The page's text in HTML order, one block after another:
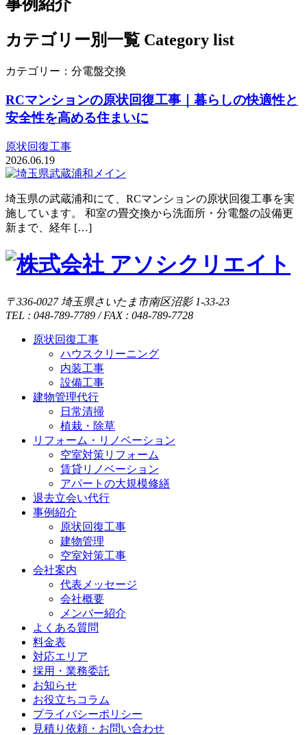
事例紹介
カテゴリー別一覧 Category list
カテゴリー： 分電盤交換
RCマンションの原状回復工事｜暮らしの快適性と
安全性を高める住まいに
原状回復工事
2026.06.19
埼玉県の武蔵浦和にて、RCマンションの原状回復工事を実
施しています。 和室の畳交換から洗面所・分電盤の設備更
新まで、経年 […]
〒336-0027 埼玉県さいたま市南区沼影 1-33-23
TEL : 048-789-7789 / FAX : 048-789-7728
原状回復工事
ハウスクリーニング
内装工事
設備工事
建物管理代行
日常清掃
植栽・除草
リフォーム・リノベーション
空室対策リフォーム
賃貸リノベーション
アパートの大規模修繕
退去立会い代行
事例紹介
原状回復工事
建物管理
空室対策工事
会社案内
代表メッセージ
会社概要
メンバー紹介
よくある質問
料金表
対応エリア
採用・業務委託
お知らせ
お役立ちコラム
プライバシーポリシー
見積り依頼・お問い合わせ